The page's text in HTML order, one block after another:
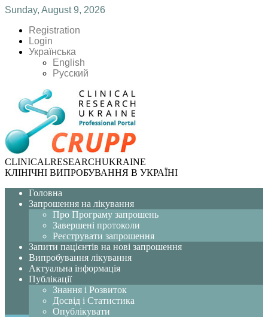
Sunday, August 9, 2026
Registration
Login
Українська
English
Русский
CLINICALRESEARCHUKRAINE
КЛІНІЧНІ ВИПРОБУВАННЯ В УКРАЇНІ
Головна
Запрошення на лікування
Про Програму запрошень
Завершені протоколи
Реєструвати запрошення
Запити пацієнтів на нові запрошення
Випробування лікування
Актуальна інформація
Публікації
Знання і Розвиток
Досвід і Статистика
Опублікувати